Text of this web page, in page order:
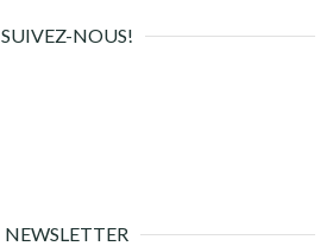
SUIVEZ-NOUS!
NEWSLETTER